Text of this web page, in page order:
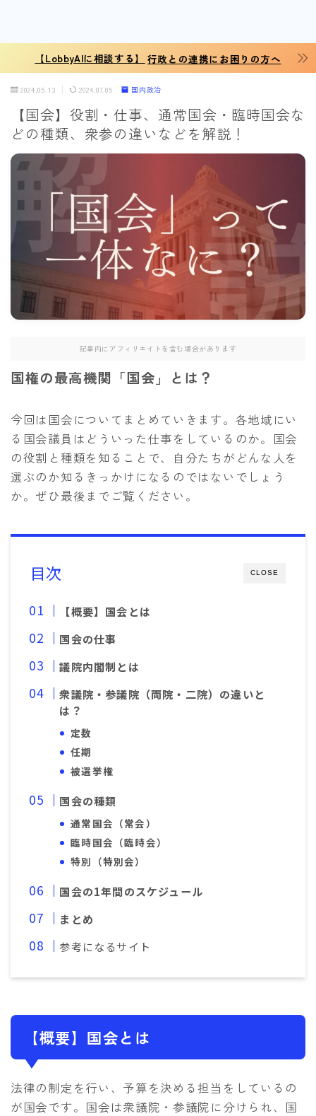
【LobbyAIに相談する】 行政との連携にお困りの方へ
2024.05.13 2024.07.05 国内政治
【国会】役割・仕事、通常国会・臨時国会な
どの種類、衆参の違いなどを解説！
記事内にアフィリエイトを含む場合があります
国権の最高機関「国会」とは ？
今回は国会についてまとめていきます。各地域にい
る国会議員はどういった仕事をしているのか。国会
の役割と種類を知ることで、自分たちがどんな人を
選ぶのか知るきっかけになるのではないでしょう
か。ぜひ最後までご覧ください。
CLOSE
目次
【概要】国会とは
国会の仕事
議院内閣制とは
衆議院・参議院（両院・二院）の違いと
は？
定数
任期
被選挙権
国会の種類
通常国会（常会）
臨時国会（臨時会）
特別（特別会）
国会の1年間のスケジュール
まとめ
参考になるサイト
【概要】国会とは
法律の制定を行い、予算を決める担当をしているの
が国会です。国会は衆議院・参議院に分けられ、国